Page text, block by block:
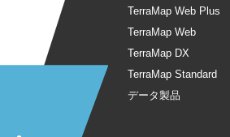
TerraMap Web Plus
TerraMap Web
TerraMap DX
TerraMap Standard
データ製品